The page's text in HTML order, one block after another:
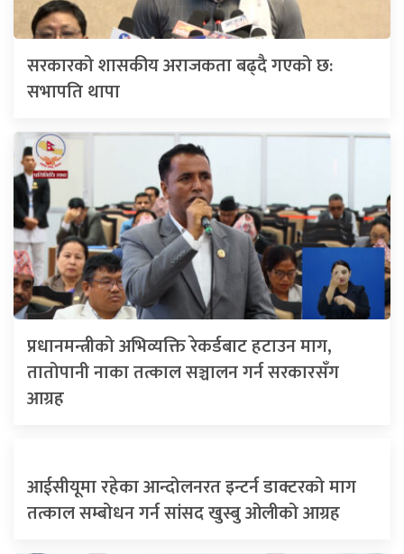
सरकारको शासकीय अराजकता बढ्दै गएको छ:
सभापति थापा
प्रधानमन्त्रीको अभिव्यक्ति रेकर्डबाट हटाउन माग,
तातोपानी नाका तत्काल सञ्चालन गर्न सरकारसँग
आग्रह
आईसीयूमा रहेका आन्दोलनरत इन्टर्न डाक्टरको माग
तत्काल सम्बोधन गर्न सांसद खुस्बु ओलीको आग्रह